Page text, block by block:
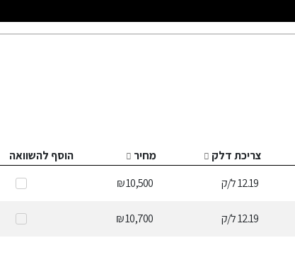
צריכת דלק מחיר
הוסף להשוואה
12.19ל/ק 10,500 ₪
12.19ל/ק 10,700 ₪